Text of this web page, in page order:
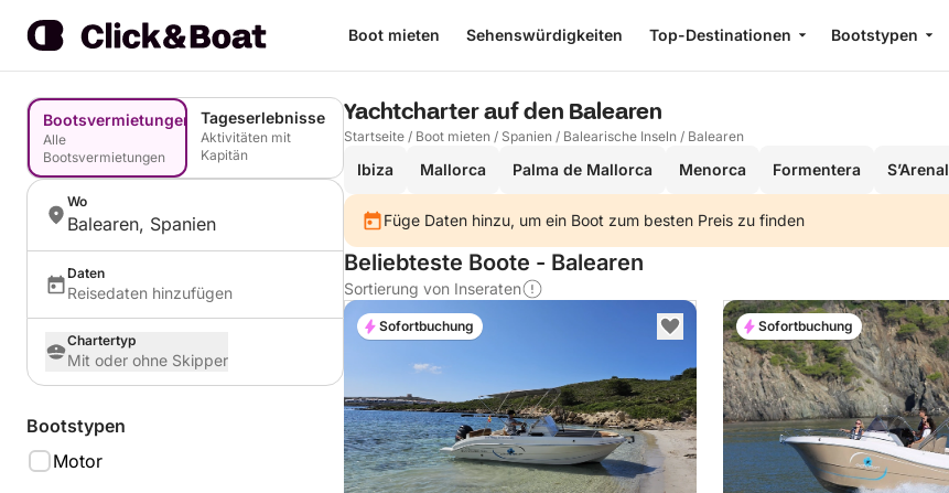
Boot mieten Sehenswürdigkeiten Top-Destinationen Bootstypen
Bootsvermietungen
Alle
Bootsvermietungen
Tageserlebnisse
Aktivitäten mit
Kapitän
Wo
Balearen, Spanien
Daten
Reisedaten hinzufügen
Chartertyp
Mit oder ohne Skipper
Bootstypen
Motor
Yachtcharter auf den Balearen
Startseite / Boot mieten / Spanien / Balearische Inseln / Balearen
Ibiza Mallorca Palma de Mallorca Menorca Formentera S’Arenal
Füge Daten hinzu, um ein Boot zum besten Preis zu finden
Beliebteste Boote - Balearen
Sortierung von Inseraten
Sofortbuchung Sofortbuchung